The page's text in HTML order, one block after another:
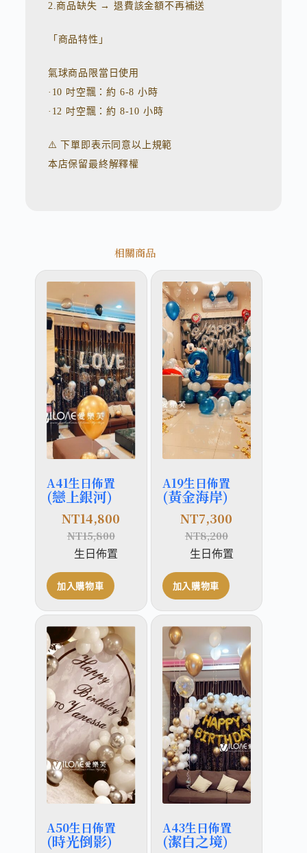
2.商品缺失 → 退費該金額不再補送
「商品特性」
氣球商品限當日使用
·10 吋空飄：約 6-8 小時
·12 吋空飄：約 8-10 小時
⚠️ 下單即表示同意以上規範
本店保留最終解釋權
相關商品
A41生日佈置
(戀上銀河)
NT15,800
NT14,800
生日佈置
加入購物車
A19生日佈置
(黃金海岸)
NT8,200
NT7,300
生日佈置
加入購物車
A50生日佈置
(時光倒影)
A43生日佈置
(潔白之境)